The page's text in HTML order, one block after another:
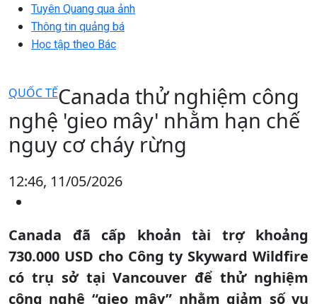
Tuyên Quang qua ảnh
Thông tin quảng bá
Học tập theo Bác
QUỐC TẾCanada thử nghiệm công
nghệ 'gieo mây' nhằm hạn chế
nguy cơ cháy rừng
12:46, 11/05/2026
Canada đã cấp khoản tài trợ khoảng
730.000 USD cho Công ty Skyward Wildfire
có trụ sở tại Vancouver để thử nghiệm
công nghệ “gieo mây” nhằm giảm số vụ